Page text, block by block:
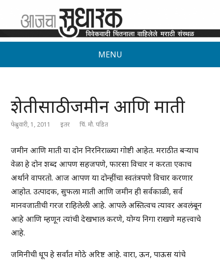
MENU
शेतीसाठी जमीन आणि माती
फेब्रुवारी, 1, 2011 इतर चिं. मौ. पंडित
जमीन आणि माती या दोन निरनिराळ्या गोष्टी आहेत. मराठीत बऱ्याच
वेळा हे दोन शब्द आपण सहजपणे, फारसा विचार न करता एकाच
अर्थाने वापरतो. आज आपण या दोन्हींचा स्वतंत्रपणे विचार करणार
आहोत. उत्पादक, सुफला माती आणि जमीन ही सर्वकाळी, सर्व
मानवजातीची गरज राहिलेली आहे. आपले अस्तित्वच त्यावर अवलंबून
आहे आणि म्हणून त्यांची देखभाल करणे, योग्य निगा राखणे महत्त्वाचे
आहे.
जमिनीची धूप हे सर्वांत मोठे अरिष्ट आहे. वारा, ऊन, पाऊस यांचे